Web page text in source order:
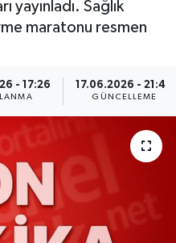
yayınladı. Sağlık
maratonu resmen
- 17:26 17.06.2026 - 21:48
GÜNCELLEME